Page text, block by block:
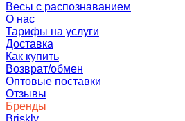
Весы с распознаванием
О нас
Тарифы на услуги
Доставка
Как купить
Возврат/обмен
Оптовые поставки
Отзывы
Бренды
Briskly